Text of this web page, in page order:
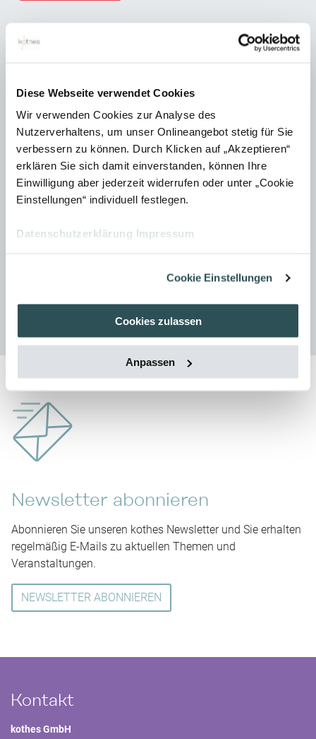
Diese Webseite verwendet Cookies
Wir verwenden Cookies zur Analyse des
Nutzerverhaltens, um unser Onlineangebot stetig für Sie
verbessern zu können. Durch Klicken auf „Akzeptieren“
erklären Sie sich damit einverstanden, können Ihre
Einwilligung aber jederzeit widerrufen oder unter „Cookie
Einstellungen“ individuell festlegen.
Datenschutzerklärung Impressum
Cookie Einstellungen
Cookies zulassen
Anpassen
Datenschutzhinweis
Wir erheben, verarbeiten und nutzen personenbezogene Daten nur,
Änderung des Rechtsverhältnisses erforderlich sind (Bestandsdaten).
Dies erfolgt auf Grundlage von Art. 6 Abs. 1 lit. b DSGVO, der die
Verarbeitung von Daten zur Erfüllung eines Vertrags oder
vorvertraglicher Maßnahmen gestattet. Personenbezogene Daten
über die Inanspruchnahme unserer Internetseiten (Nutzungsdaten)
erheben, verarbeiten und nutzen wir nur, soweit dies erforderlich ist,
oder abzurechnen. Die erhobenen Kundendaten werden nach
gelöscht. Gesetzliche Aufbewahrungsfristen bleiben unberührt. Mehr
Newsletter abonnieren
Abonnieren Sie unseren kothes Newsletter und Sie erhalten
regelmäßig E-Mails zu aktuellen Themen und
Veranstaltungen.
NEWSLETTER ABONNIEREN
Kontakt
kothes GmbH